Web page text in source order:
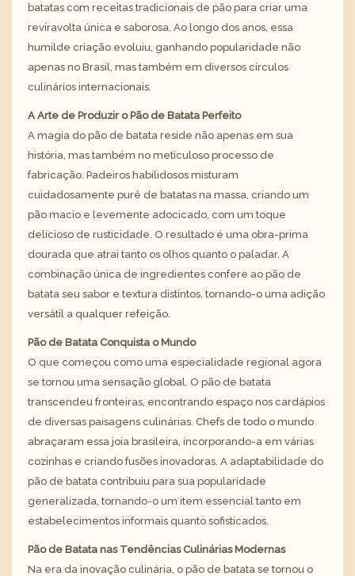
batatas com receitas tradicionais de pão para criar uma
reviravolta única e saborosa. Ao longo dos anos, essa
humilde criação evoluiu, ganhando popularidade não
apenas no Brasil, mas também em diversos círculos
culinários internacionais.
A Arte de Produzir o Pão de Batata Perfeito
A magia do pão de batata reside não apenas em sua
história, mas também no meticuloso processo de
fabricação. Padeiros habilidosos misturam
cuidadosamente purê de batatas na massa, criando um
pão macio e levemente adocicado, com um toque
delicioso de rusticidade. O resultado é uma obra-prima
dourada que atrai tanto os olhos quanto o paladar. A
combinação única de ingredientes confere ao pão de
batata seu sabor e textura distintos, tornando-o uma adição
versátil a qualquer refeição.
Pão de Batata Conquista o Mundo
O que começou como uma especialidade regional agora
se tornou uma sensação global. O pão de batata
transcendeu fronteiras, encontrando espaço nos cardápios
de diversas paisagens culinárias. Chefs de todo o mundo
abraçaram essa joia brasileira, incorporando-a em várias
cozinhas e criando fusões inovadoras. A adaptabilidade do
pão de batata contribuiu para sua popularidade
generalizada, tornando-o um item essencial tanto em
estabelecimentos informais quanto sofisticados.
Pão de Batata nas Tendências Culinárias Modernas
Na era da inovação culinária, o pão de batata se tornou o